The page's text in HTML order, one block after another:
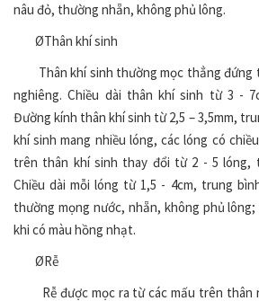
nâu đỏ, thường nhẵn, không phủ lông.
ØThân khí sinh
Thân khí sinh thường mọc thẳng đứng
nghiêng. Chiều dài thân khí sinh từ 3 -
Đường kính thân khí sinh từ 2,5 – 3,5mm,
khí sinh mang nhiều lóng, các lóng có
trên thân khí sinh thay đổi từ 2 - 5 lóng,
Chiều dài mỗi lóng từ 1,5 - 4cm, trung
thường mọng nước, nhẵn, không phủ
khi có màu hồng nhạt.
ØRễ
Rễ được mọc ra từ các mấu trên thân